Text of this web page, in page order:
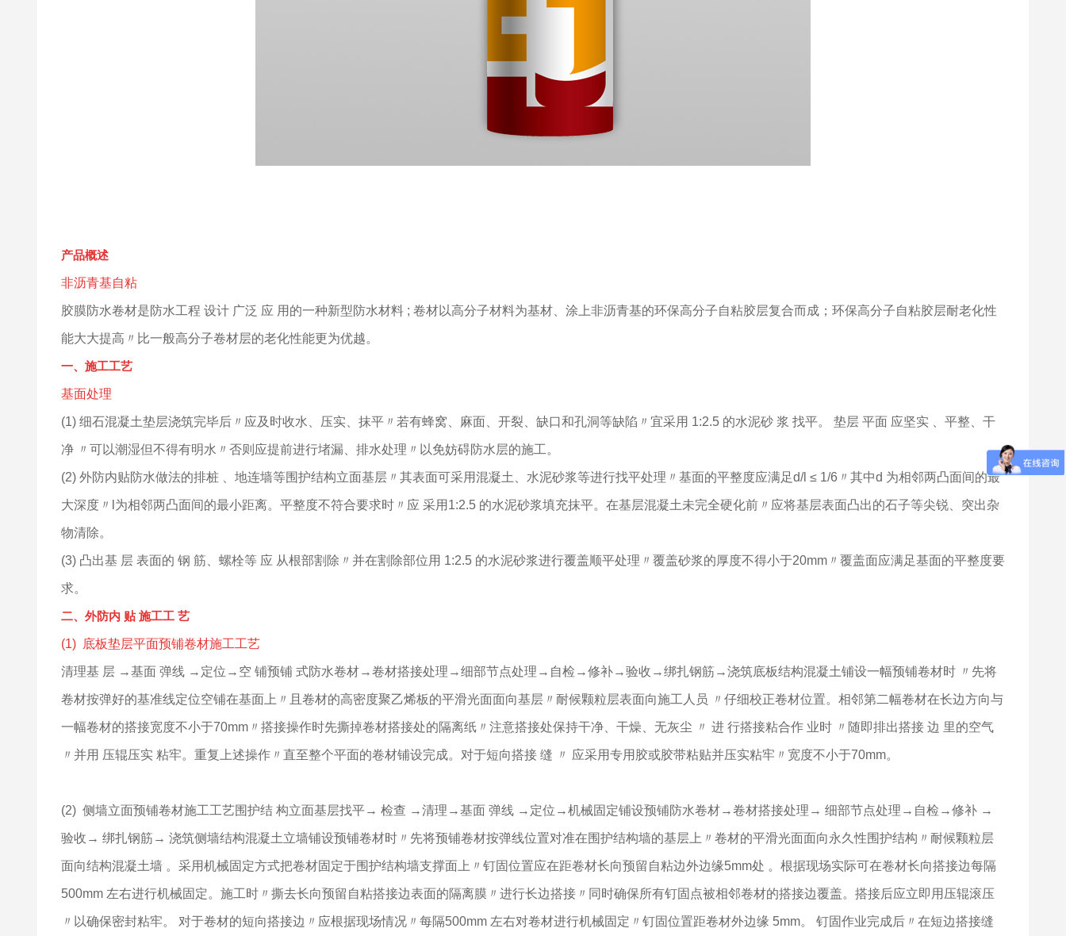
产品概述
非沥青基自粘
胶膜防水卷材是防水工程 设计 广泛 应 用的一种新型防水材料 ; 卷材以高分子材料为基材、涂上非沥青基的环保高分子自粘胶层复合而成；环保高分子自粘胶层耐老化性
能大大提高〃比一般高分子卷材层的老化性能更为优越。
一、施工工艺
基面处理
(1) 细石混凝土垫层浇筑完毕后〃应及时收水、压实、抹平〃若有蜂窝、麻面、开裂、缺口和孔洞等缺陷〃宜采用 1:2.5 的水泥砂 浆 找平。 垫层 平面 应坚实 、平整、干
净 〃可以潮湿但不得有明水〃否则应提前进行堵漏、排水处理〃以免妨碍防水层的施工。
(2) 外防内贴防水做法的排桩 、地连墙等围护结构立面基层〃其表面可采用混凝土、水泥砂浆等进行找平处理〃基面的平整度应满足d/l ≤ 1/6〃其中d 为相邻两凸面间的最
大深度〃l为相邻两凸面间的最小距离。平整度不符合要求时〃应 采用1:2.5 的水泥砂浆填充抹平。在基层混凝土未完全硬化前〃应将基层表面凸出的石子等尖锐、突出杂
物清除。
(3) 凸出基 层 表面的 钢 筋、螺栓等 应 从根部割除〃并在割除部位用 1:2.5 的水泥砂浆进行覆盖顺平处理〃覆盖砂浆的厚度不得小于20mm〃覆盖面应满足基面的平整度要
求。
二、外防内 贴 施工工 艺
(1) 底板垫层平面预铺卷材施工工艺
清理基 层 →基面 弹线 →定位→空 铺预铺 式防水卷材→卷材搭接处理→细部节点处理→自检→修补→验收→绑扎钢筋→浇筑底板结构混凝土铺设一幅预铺卷材时 〃先将
卷材按弹好的基准线定位空铺在基面上〃且卷材的高密度聚乙烯板的平滑光面面向基层〃耐候颗粒层表面向施工人员 〃仔细校正卷材位置。相邻第二幅卷材在长边方向与
一幅卷材的搭接宽度不小于70mm〃搭接操作时先撕掉卷材搭接处的隔离纸〃注意搭接处保持干净、干燥、无灰尘 〃 进 行搭接粘合作 业时 〃随即排出搭接 边 里的空气
〃并用 压辊压实 粘牢。重复上述操作〃直至整个平面的卷材铺设完成。对于短向搭接 缝 〃 应采用专用胶或胶带粘贴并压实粘牢〃宽度不小于70mm。
(2) 侧墙立面预铺卷材施工工艺围护结 构立面基层找平→ 检查 →清理→基面 弹线 →定位→机械固定铺设预铺防水卷材→卷材搭接处理→ 细部节点处理→自检→修补 →
验收→ 绑扎钢筋→ 浇筑侧墙结构混凝土立墙铺设预铺卷材时〃先将预铺卷材按弹线位置对准在围护结构墙的基层上〃卷材的平滑光面面向永久性围护结构〃耐候颗粒层
面向结构混凝土墙 。采用机械固定方式把卷材固定于围护结构墙支撑面上〃钉固位置应在距卷材长向预留自粘边外边缘5mm处 。根据现场实际可在卷材长向搭接边每隔
500mm 左右进行机械固定。施工时〃撕去长向预留自粘搭接边表面的隔离膜〃进行长边搭接〃同时确保所有钉固点被相邻卷材的搭接边覆盖。搭接后应立即用压辊滚压
〃以确保密封粘牢。 对于卷材的短向搭接边〃应根据现场情况〃每隔500mm 左右对卷材进行机械固定〃钉固位置距卷材外边缘 5mm。 钉固作业完成后〃在短边搭接缝